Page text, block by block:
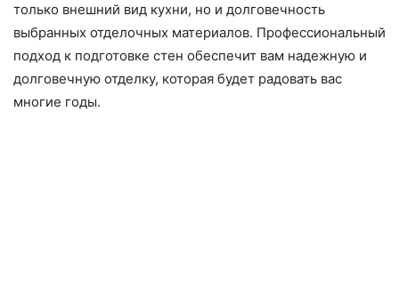
только внешний вид кухни, но и долговечность
выбранных отделочных материалов. Профессиональный
подход к подготовке стен обеспечит вам надежную и
долговечную отделку, которая будет радовать вас
многие годы.